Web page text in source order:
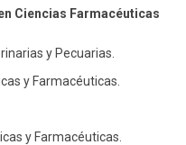
Ciencias Farmacéuticas
y Pecuarias.
y Farmacéuticas.
y Farmacéuticas.